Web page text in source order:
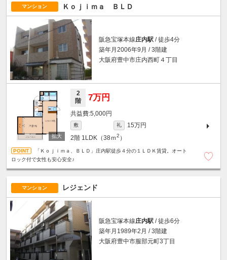
マンション Ｋｏｊｉｍａ ＢＬＤ
阪急宝塚本線庄内駅 / 徒歩4分
築年月2006年9月 / 3階建
大阪府豊中市庄内西町４丁目
2
階
7万円
5,000円
敷 礼
15万円
2階 1LDK（38ｍ2 ）
「Ｋｏｊｉｍａ、ＢＬＤ」庄内駅徒歩４分の１ＬＤＫ賃貸。オート
ロック付で女性も安心安全♪
マンション レジェンド
阪急宝塚本線庄内駅 / 徒歩6分
築年月1989年2月 / 3階建
大阪府豊中市服部元町3丁目